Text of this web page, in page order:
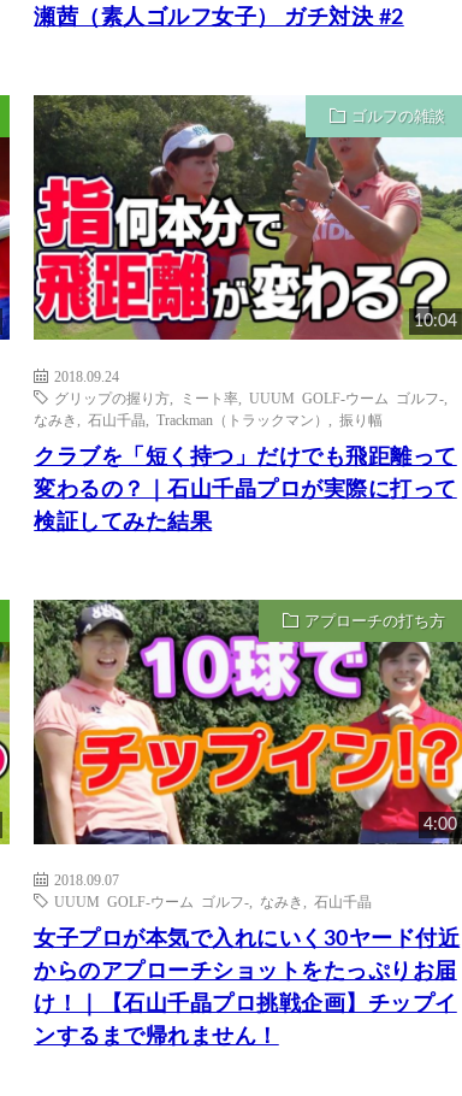
瀬茜（素人ゴルフ女子） ガチ対決 #2
ゴルフの雑談
10:04
2018.09.24
グリップの握り方
ミート率 ,UUUM GOLF-ウーム ゴルフ-
なみき
,石山千晶 ,Trackman（トラックマン） ,振り幅
クラブを「短く持つ」だけでも飛距離って
変わるの？｜石山千晶プロが実際に打って
検証してみた結果
アプローチの打ち方
4:00
2018.09.07
UUUM GOLF-ウーム ゴルフ-
なみき ,石山千晶
女子プロが本気で入れにいく30ヤード付近
からのアプローチショットをたっぷりお届
け！｜【石山千晶プロ挑戦企画】チップイ
ンするまで帰れません！